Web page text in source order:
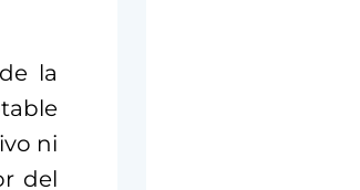
la
ni
del